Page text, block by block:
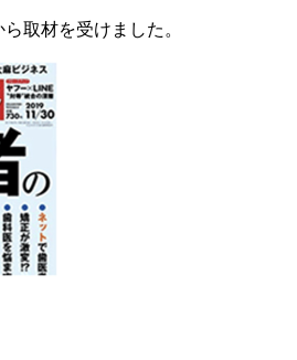
取材を受けました。